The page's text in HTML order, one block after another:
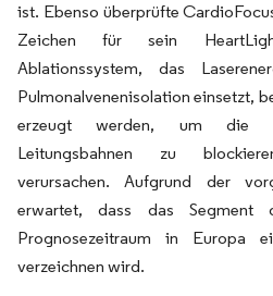
ist. Ebenso überprüfte
Zeichen für sein
Ablationssystem, das
Pulmonalvenenisolation einsetzt,
erzeugt werden, um die
Leitungsbahnen zu
verursachen. Aufgrund der
erwartet, dass das Segment
Prognosezeitraum in Europa
verzeichnen wird.